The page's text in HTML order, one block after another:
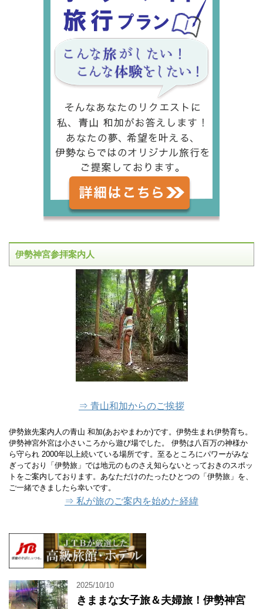
伊勢神宮参拝案内人
⇒ 青山和加からのご挨拶
伊勢旅先案内人の青山 和加(あおやまわか)です。伊勢生まれ伊勢育ち。
伊勢神宮外宮は小さいころから遊び場でした。 伊勢は八百万の神様か
ら守られ 2000年以上続いている場所です。至るところにパワーがみな
ぎっており「伊勢旅」では地元のものさえ知らないとっておきのスポッ
トをご案内しております。あなただけのたったひとつの「伊勢旅」を、
ご一緒できましたら幸いです。
⇒ 私が旅のご案内を始めた経緯
2025/10/10
きままな女子旅＆夫婦旅！伊勢神宮